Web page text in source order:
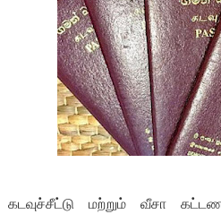
கடவுச்சீட்டு மற்றும் வீசா